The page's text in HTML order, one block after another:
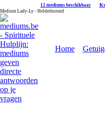
12 mediums beschikbaar
Medium Lady-Ly - Helderhorend
Home